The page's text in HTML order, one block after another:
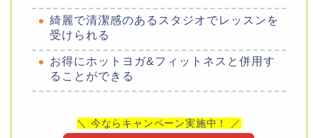
綺麗で清潔感のあるスタジオでレッスンを
受けられる
お得にホットヨガ&フィットネスと併用す
ることができる
＼ 今ならキャンペーン実施中！ ／